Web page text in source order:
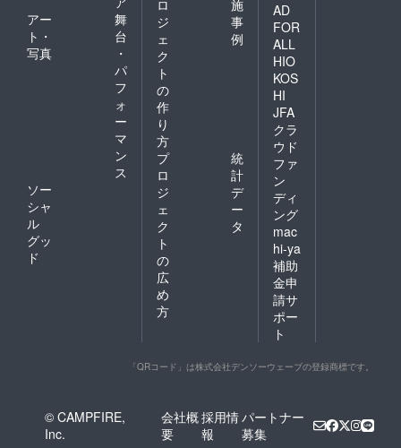
アー
ト・
写真
舞
台
・
パ
フ
ォ
ー
マ
ン
ス
ソー
シャ
ル
グッ
ド
ロ
ジ
ェ
ク
ト
の
作
り
方
施
事
例
プ
ロ
ジ
ェ
ク
ト
の
広
め
方
統
計
デ
ー
タ
AD
FOR
ALL
HIO
KOS
HI
JFA
クラ
ウド
ファ
ン
ディ
ング
mac
hi-ya
補助
金申
請サ
ポー
ト
「QRコード」は株式会社デンソーウェーブの登録商標です。
© CAMPFIRE,
Inc.
会社概
要
採用情
報
パートナー
募集